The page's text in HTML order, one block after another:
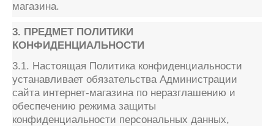
магазина.
3. ПРЕДМЕТ ПОЛИТИКИ
КОНФИДЕНЦИАЛЬНОСТИ
3.1. Настоящая Политика конфиденциальности
устанавливает обязательства Администрации
сайта интернет-магазина по неразглашению и
обеспечению режима защиты
конфиденциальности персональных данных,